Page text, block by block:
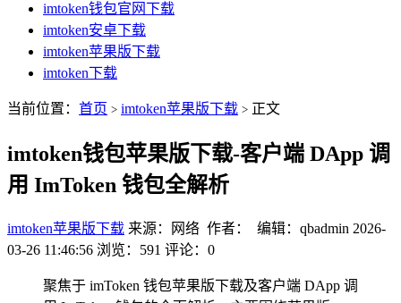
imtoken钱包官网下载
imtoken安卓下载
imtoken苹果版下载
imtoken下载
当前位置： 首页 > imtoken苹果版下载 > 正文
imtoken钱包苹果版下载-客户端 DApp 调
用 ImToken 钱包全解析
imtoken苹果版下载 来源：网络 作者： 编辑：qbadmin 2026-
03-26 11:46:56 浏览：591 评论：0
聚焦于 imToken 钱包苹果版下载及客户端 DApp 调